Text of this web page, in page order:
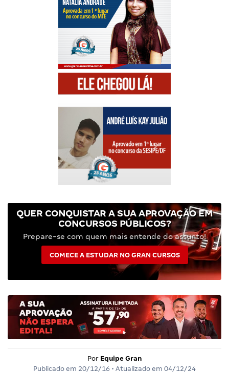
QUER CONQUISTAR A SUA APROVAÇÃO EM
CONCURSOS PÚBLICOS?
Prepare-se com quem mais entende do assunto!
COMECE A ESTUDAR NO GRAN CURSOS
Por Equipe Gran
Publicado em 20/12/16 • Atualizado em 04/12/24